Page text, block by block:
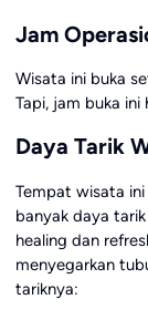
Jam
Wisata ini buka
Tapi, jam buka
Daya Tarik
Tempat wisata
banyak daya
healing dan
menyegarkan
tariknya: